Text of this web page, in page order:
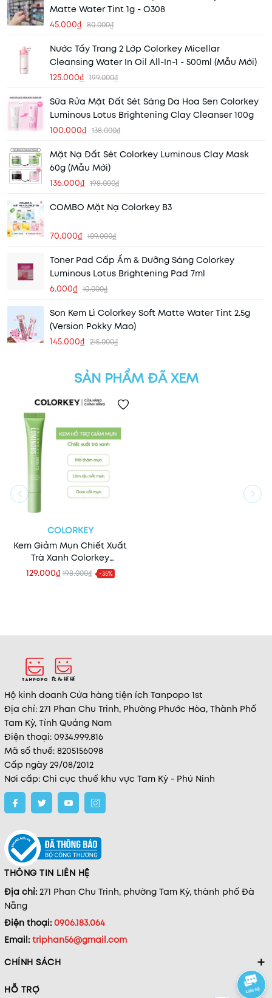
Matte Water Tint 1g - O308
45.000₫ 80.000₫
Nước Tẩy Trang 2 Lớp Colorkey Micellar
Cleansing Water In Oil All-In-1 - 500ml (Mẫu Mới)
125.000₫ 199.000₫
Sữa Rửa Mặt Đất Sét Sáng Da Hoa Sen Colorkey
Luminous Lotus Brightening Clay Cleanser 100g
100.000₫ 138.000₫
Mặt Nạ Đất Sét Colorkey Luminous Clay Mask
60g (Mẫu Mới)
136.000₫ 198.000₫
COMBO Mặt Nạ Colorkey B3
70.000₫ 109.000₫
Toner Pad Cấp Ẩm & Dưỡng Sáng Colorkey
Luminous Lotus Brightening Pad 7ml
6.000₫ 10.000₫
Son Kem Lì Colorkey Soft Matte Water Tint 2.5g
(Version Pokky Mao)
145.000₫ 215.000₫
SẢN PHẨM ĐÃ XEM
COLORKEY
Kem Giảm Mụn Chiết Xuất
Trà Xanh Colorkey
Luminous Green Tea
Purifying Acne Treatment
129.000₫ 198.000₫ -35%
Hộ kinh doanh Cửa hàng tiện ích Tanpopo 1st
Địa chỉ: 271 Phan Chu Trinh, Phường Phước Hòa, Thành Phố
Tam Kỳ, Tỉnh Quảng Nam
Điện thoại: 0934.999.816
Mã số thuế: 8205156098
Cấp ngày 29/08/2012
Nơi cấp: Chi cục thuế khu vực Tam Kỳ - Phú Ninh
THÔNG TIN LIÊN HỆ
Địa chỉ: 271 Phan Chu Trinh, phường Tam Kỳ, thành phố Đà
Nẵng
Điện thoại: 0906.183.064
Email: triphan56@gmail.com
CHÍNH SÁCH
HỖ TRỢ